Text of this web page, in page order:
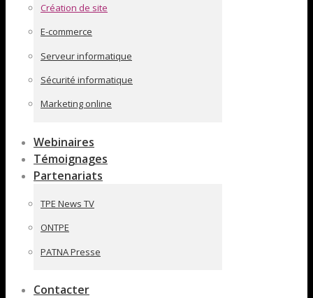
Création de site
E-commerce
Serveur informatique
Sécurité informatique
Marketing online
Webinaires
Témoignages
Partenariats
TPE News TV
ONTPE
PATNA Presse
Contacter